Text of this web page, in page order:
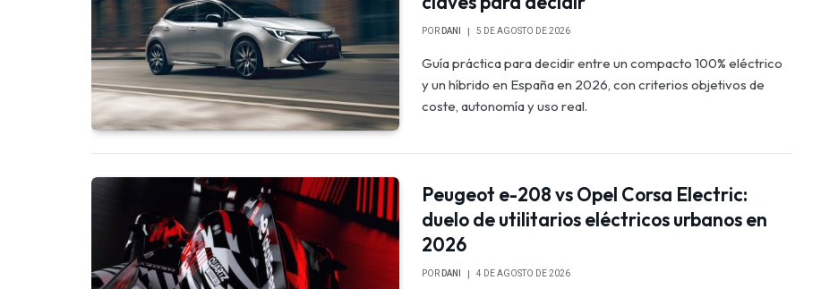
POR DANI 5 DE AGOSTO DE 2026
Guía práctica para decidir entre un compacto 100% eléctrico
y un híbrido en España en 2026, con criterios objetivos de
coste, autonomía y uso real.
Peugeot e-208 vs Opel Corsa Electric:
duelo de utilitarios eléctricos urbanos en
2026
POR DANI 4 DE AGOSTO DE 2026